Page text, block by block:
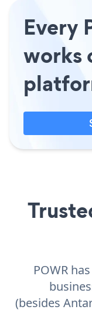
Every
works
POWR
(besides